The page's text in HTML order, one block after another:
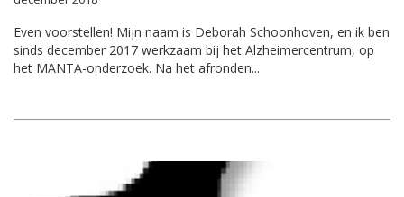
Even voorstellen! Mijn naam is Deborah Schoonhoven, en ik ben
sinds december 2017 werkzaam bij het Alzheimercentrum, op
het MANTA-onderzoek. Na het afronden...